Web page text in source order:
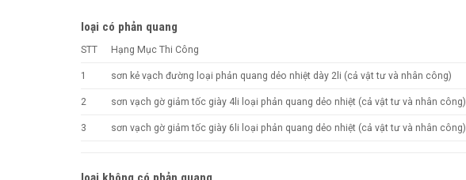
loại có phản quang
STT Hạng Mục Thi Công
1 sơn kẻ vạch đường loại phản quang dẻo nhiệt dày 2li (cả vật tư và nhân công)
2 sơn vạch gờ giảm tốc giày 4li loại phản quang dẻo nhiệt (cả vật tư và nhân công)
3 sơn vạch gờ giảm tốc giày 6li loại phản quang dẻo nhiệt (cả vật tư và nhân công)